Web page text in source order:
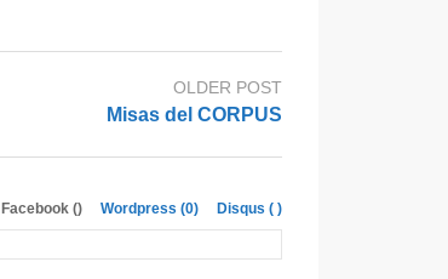
OLDER POST
Misas del CORPUS
Facebook () Wordpress (0) Disqus ( )